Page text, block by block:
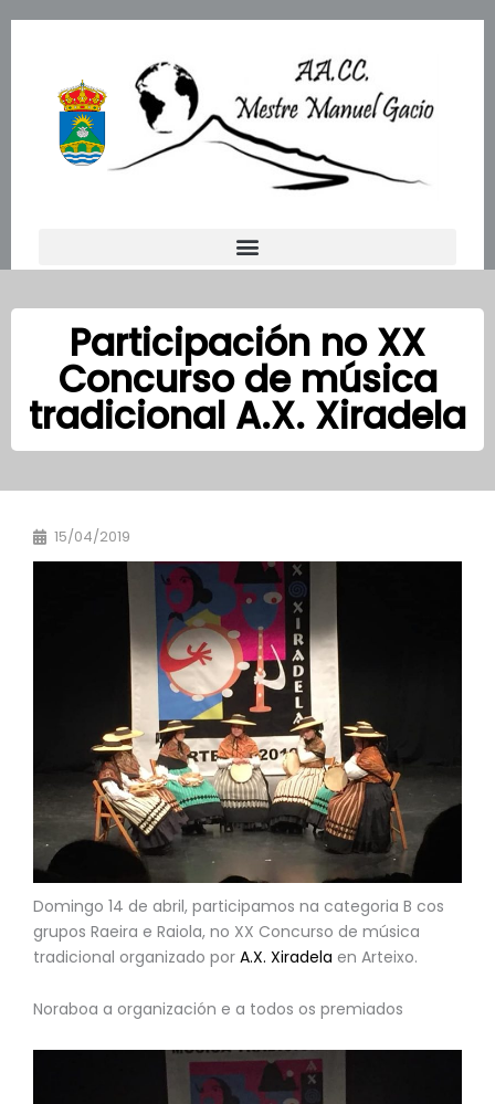
Participación no XX
Concurso de música
tradicional A.X. Xiradela
15/04/2019
Domingo 14 de abril, participamos na categoria B cos
grupos Raeira e Raiola, no XX Concurso de música
tradicional organizado por A.X. Xiradela en Arteixo.
Noraboa a organización e a todos os premiados